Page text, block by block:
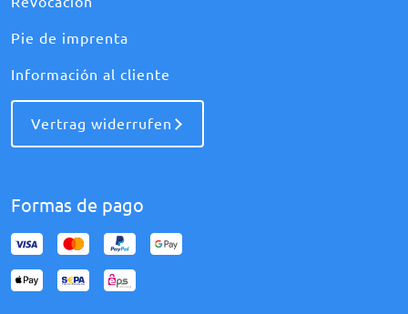
Pie de imprenta
Información al cliente
Vertrag widerrufen
Formas de pago